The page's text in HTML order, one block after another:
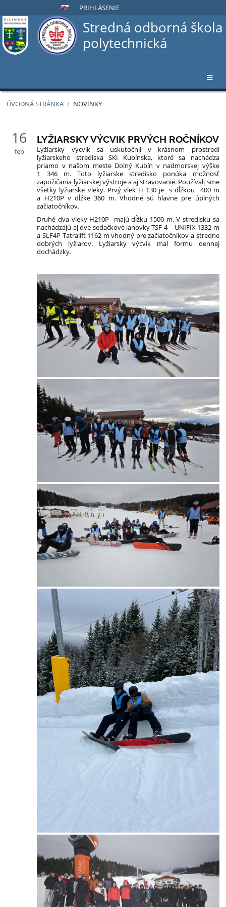
PRIHLÁSENIE
Stredná odborná škola
polytechnická
ÚVODNÁ STRÁNKA / NOVINKY
16
feb
LYŽIARSKY VÝCVIK PRVÝCH ROČNÍKOV
Lyžiarsky výcvik sa uskutočnil v krásnom prostredí
lyžiarskeho strediska SKI Kubínska, ktoré sa nachádza
priamo v našom meste Dolný Kubín v nadmorskej výške
1 346 m. Toto lyžiarske stredisko ponúka možnosť
zapožičania lyžiarskej výstroje a aj stravovanie. Používali sme
všetky lyžiarske vleky. Prvý vlek H 130 je s dĺžkou 400 m
a H210P v dĺžke 360 m. Vhodné sú hlavne pre úplných
začiatočníkov.
Druhé dva vleky H210P majú dĺžku 1500 m. V stredisku sa
nachádzajú aj dve sedačkové lanovky TSF 4 – UNIFIX 1332 m
a SLF4P Tatralift 1162 m vhodný pre začiatočníkov a stredne
dobrých lyžiarov. Lyžiarsky výcvik mal formu dennej
dochádzky.